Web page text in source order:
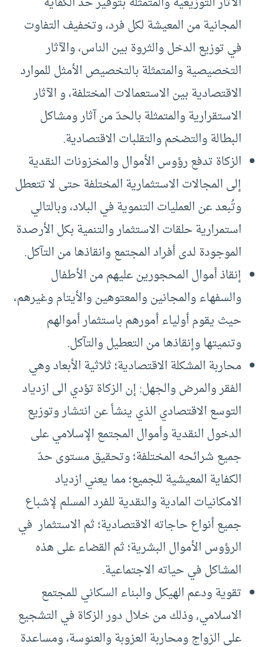
المجانية من المعيشة لكل فرد، وتخفيف التفاوت
في توزيع الدخل والثروة بين الناس، والآثار
التخصيصية والمتمثلة بالتخصيص الأمثل للموارد
الاقتصادية بين الاستعمالات المختلفة، و الآثار
الاستقرارية والمتمثلة بالحدّ من آثار ومشاكل
البطالة والتضخم والتقلبات الاقتصادية.
الزكاة تدفع رؤوس الأموال والمخزونات النقدية
إلى المجالات الاستثمارية المختلفة حتى لا تتعطل
وتُبعد عن العمليات التنموية في البلاد، وبالتالي
استمرارية حلقات الاستثمار والتنمية بكل الأرصدة
الموجودة لدى أفراد المجتمع وانقاذها من التآكل.
إنقاذ أموال المحجورين عليهم من الأطفال
والسفهاء والمجانين والمعتوهين والأيتام وغيرهم،
حيث يقوم أولياء أمورهم باستثمار أموالهم
وتنميتها وإنقاذها من التعطيل والتآكل.
محاربة المشكلة الاقتصادية؛ ثلاثية الأبعاد وهي
الفقر والمرض والجهل: إن الزكاة تؤدي الى ازدياد
التوسع الاقتصادي الذي ينشأ عن انتشار وتوزيع
الدخول النقدية وأموال المجتمع الإسلامي على
جميع شرائحه المختلفة؛ وتحقيق مستوى حدّ
الكفاية المعيشية للجميع؛ مما يعني ازدياد
الامكانيات المادية والنقدية للفرد المسلم لإشباع
جميع أنواع حاجاته الاقتصادية؛ ثم الاستثمار في
الرؤوس الأموال البشرية؛ ثم القضاء على هذه
المشاكل في حياته الاجتماعية.
تقوية ودعم الهيكل والبناء السكاني للمجتمع
الاسلامي, وذلك من خلال دور الزكاة في التشجيع
على الزواج ومحاربة العزوبة والعنوسة، ومساعدة